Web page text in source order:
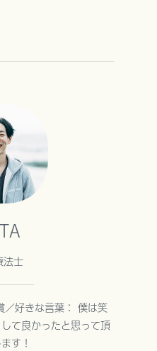
法士
／好きな言葉： 僕は笑
て良かったと思って頂
す！